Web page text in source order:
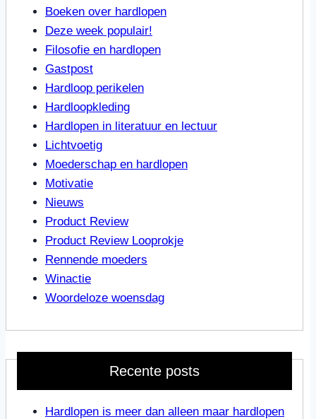
Boeken over hardlopen
Deze week populair!
Filosofie en hardlopen
Gastpost
Hardloop perikelen
Hardloopkleding
Hardlopen in literatuur en lectuur
Lichtvoetig
Moederschap en hardlopen
Motivatie
Nieuws
Product Review
Product Review Looprokje
Rennende moeders
Winactie
Woordeloze woensdag
Recente posts
Hardlopen is meer dan alleen maar hardlopen